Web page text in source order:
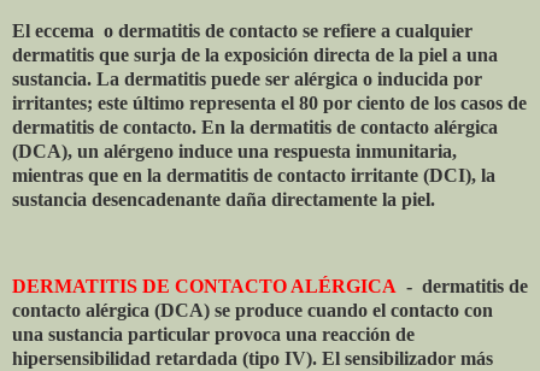
El eccema o dermatitis de contacto se refiere a cualquier
dermatitis que surja de la exposición directa de la piel a una
sustancia. La dermatitis puede ser alérgica o inducida por
irritantes; este último representa el 80 por ciento de los casos de
dermatitis de contacto. En la dermatitis de contacto alérgica
(DCA), un alérgeno induce una respuesta inmunitaria,
mientras que en la dermatitis de contacto irritante (DCI), la
sustancia desencadenante daña directamente la piel.
DERMATITIS DE CONTACTO ALÉRGICA - dermatitis de
contacto alérgica (DCA) se produce cuando el contacto con
una sustancia particular provoca una reacción de
hipersensibilidad retardada (tipo IV). El sensibilizador más